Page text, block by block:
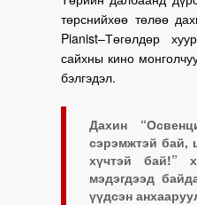
төрснийхөө төлөө
Pianist–Төгөлдөр
сайхны кино
бэлгэдэл.
Дахин
сэрэмжтэй бай,
хүчтэй бай!”
мэдэгдээд
үүдсэн